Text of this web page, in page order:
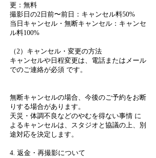
更：無料
撮影日の2日前〜前日：キャンセル料50%
当日キャンセル・無断キャンセル：キャンセ
ル料100%
（2）キャンセル・変更の方法
キャンセルや日程変更は、電話またはメール
でのご連絡が必須 です。
無断キャンセルの場合、今後のご予約をお断
りする場合があります。
天災・体調不良などのやむを得ない事情 に
よるキャンセルは、スタジオと協議の上、別
途対応を決定します。
4. 返金・再撮影について